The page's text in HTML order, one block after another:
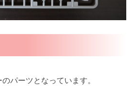
パーツとなっています。